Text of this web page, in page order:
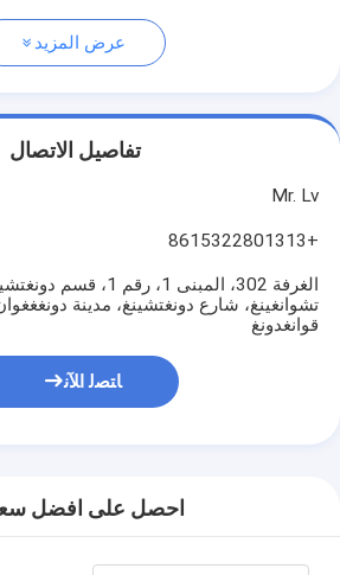
عرض المزيد
تفاصيل الاتصال
Mr. Lv
+8615322801313
الغرفة 302، المبنى 1، رقم
تشوانغينغ، شارع دونغتشينغ، مدينة
قوانغدونغ
ﺎﺘﺼﻟ ﺍﻶﻧ
احصل على افضل